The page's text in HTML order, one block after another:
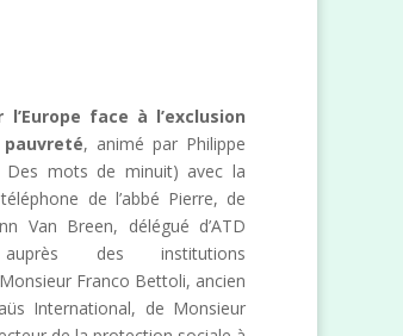
face à l’exclusion
, animé par Philippe
Des mots de minuit) avec la
de l’abbé Pierre, de
Van Breen, délégué d’ATD
auprès des institutions
Franco Bettoli, ancien
International, de Monsieur